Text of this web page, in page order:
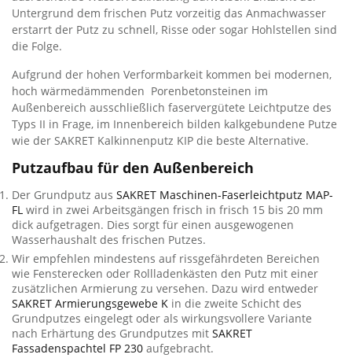
Untergrund dem frischen Putz vorzeitig das Anmachwasser
erstarrt der Putz zu schnell, Risse oder sogar Hohlstellen sind
die Folge.
Aufgrund der hohen Verformbarkeit kommen bei modernen,
hoch wärmedämmenden Porenbetonsteinen im
Außenbereich ausschließlich faservergütete Leichtputze des
Typs II in Frage, im Innenbereich bilden kalkgebundene Putze
wie der SAKRET Kalkinnenputz KIP die beste Alternative.
Putzaufbau für den Außenbereich
Der Grundputz aus SAKRET Maschinen-Faserleichtputz MAP-
FL wird in zwei Arbeitsgängen frisch in frisch 15 bis 20 mm
dick aufgetragen. Dies sorgt für einen ausgewogenen
Wasserhaushalt des frischen Putzes.
Wir empfehlen mindestens auf rissgefährdeten Bereichen
wie Fensterecken oder Rollladenkästen den Putz mit einer
zusätzlichen Armierung zu versehen. Dazu wird entweder
SAKRET Armierungsgewebe K in die zweite Schicht des
Grundputzes eingelegt oder als wirkungsvollere Variante
nach Erhärtung des Grundputzes mit SAKRET
Fassadenspachtel FP 230 aufgebracht.